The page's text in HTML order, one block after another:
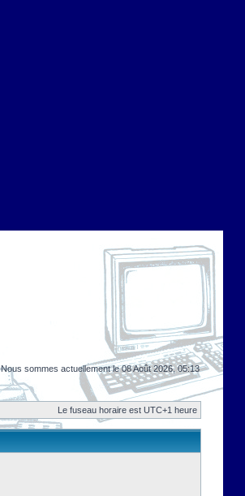
Nous sommes actuellement le 08 Août 2026, 05:13
Le fuseau horaire est UTC+1 heure